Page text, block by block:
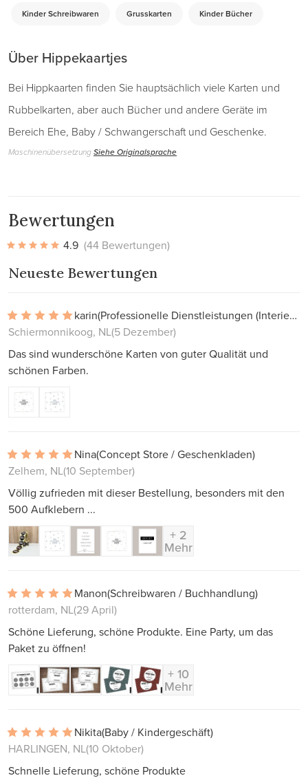
Kinder Schreibwaren Grusskarten Kinder Bücher
Über Hippekaartjes
Bei Hippkaarten finden Sie hauptsächlich viele Karten und
Rubbelkarten, aber auch Bücher und andere Geräte im
Bereich Ehe, Baby / Schwangerschaft und Geschenke.
MaschinenübersetzungSiehe Originalsprache
Bewertungen
4.9 (44 Bewertungen)
Neueste Bewertungen
karin
(Professionelle Dienstleistungen (Interieur, Projekte))
Schiermonnikoog, NL(5 Dezember)
Das sind wunderschöne Karten von guter Qualität und
schönen Farben.
Nina(Concept Store / Geschenkladen)
Zelhem, NL(10 September)
Völlig zufrieden mit dieser Bestellung, besonders mit den
500 Aufklebern ...
+ 2
Mehr
Manon(Schreibwaren / Buchhandlung)
rotterdam, NL(29 April)
Schöne Lieferung, schöne Produkte. Eine Party, um das
Paket zu öffnen!
+ 10
Mehr
Nikita(Baby / Kindergeschäft)
HARLINGEN, NL(10 Oktober)
Schnelle Lieferung, schöne Produkte